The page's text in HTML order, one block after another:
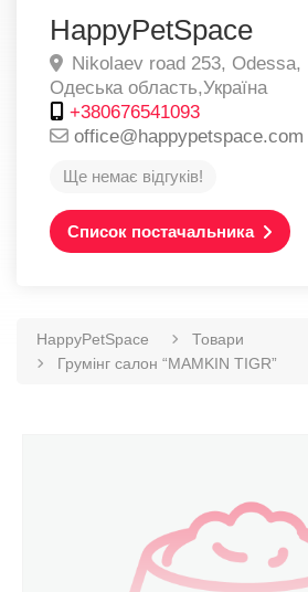
HappyPetSpace
Nikolaev road 253, Odessa,
Одеська область,Україна
+380676541093
office@happypetspace.com
Ще немає відгуків!
Список постачальника
HappyPetSpace
Товари
Грумінг салон “MAMKIN TIGR”